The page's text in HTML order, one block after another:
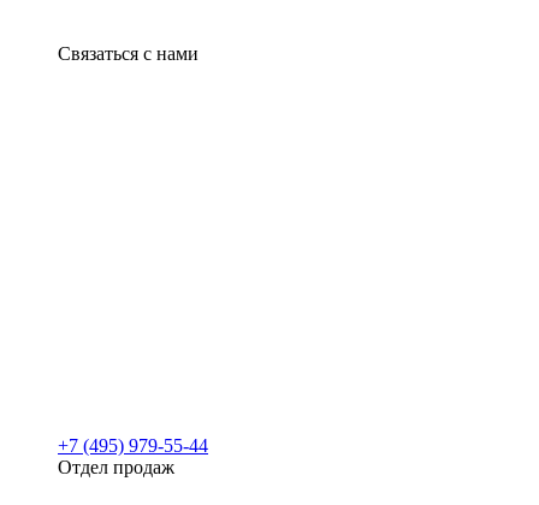
Связаться с нами
+7 (495) 979-55-44
Отдел продаж